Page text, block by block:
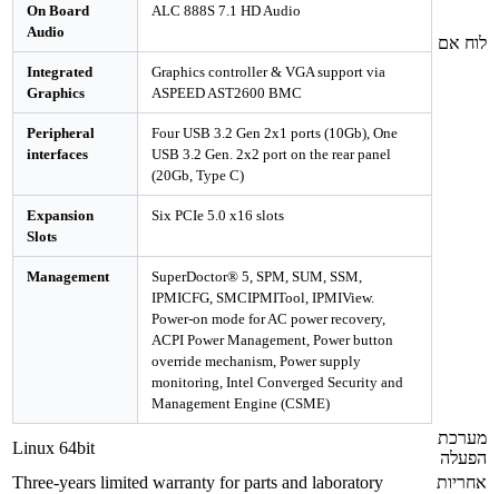
On Board
ALC 888S 7.1 HD Audio
Integrated
Graphics controller & VGA support via
ASPEED AST2600 BMC
Peripheral
interfaces
Four USB 3.2 Gen 2x1 ports (10Gb), One
USB 3.2 Gen. 2x2 port on the rear panel
(20Gb, Type C)
Expansion
Six PCIe 5.0 x16 slots
Management
SuperDoctor® 5, SPM, SUM, SSM,
IPMICFG, SMCIPMITool, IPMIView.
Power-on mode for AC power recovery,
ACPI Power Management, Power button
override mechanism, Power supply
monitoring, Intel Converged Security and
Management Engine (CSME)
Linux 64bit
Three-years limited warranty for parts and laboratory